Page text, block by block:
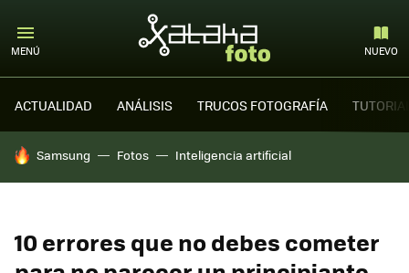
MENÚ NUEVO
ACTUALIDAD ANÁLISIS TRUCOS FOTOGRAFÍA
HOY SE HABLA DE
Samsung Fotos Inteligencia artificial
10 errores que no debes cometer